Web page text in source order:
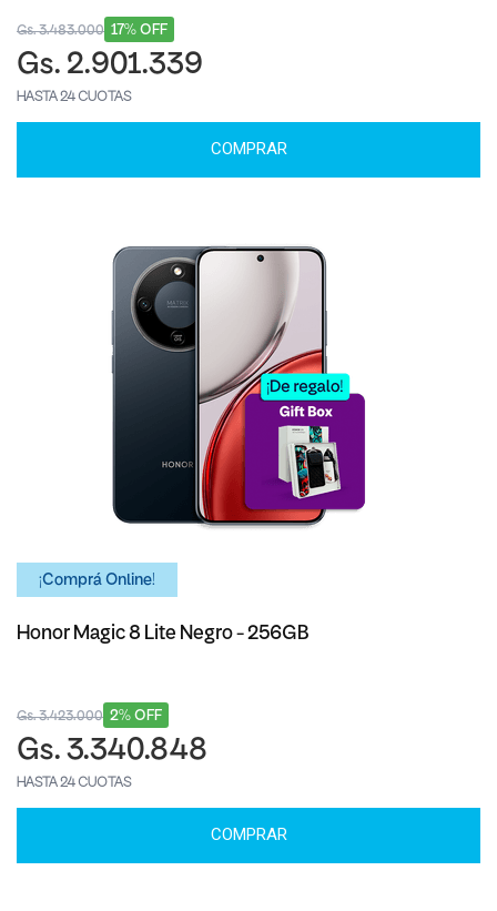
17% OFF
Gs. 3.483.000
Gs. 2.901.339
HASTA 24 CUOTAS
COMPRAR
¡Comprá Online!
Honor Magic 8 Lite Negro - 256GB
2% OFF
Gs. 3.423.000
Gs. 3.340.848
HASTA 24 CUOTAS
COMPRAR